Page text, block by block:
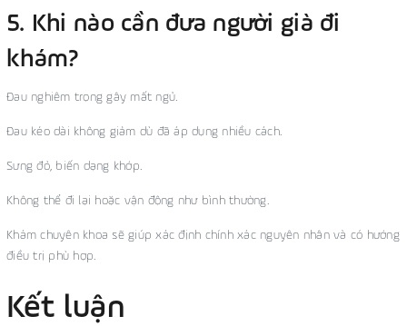
5. Khi nào cần đưa người già đi
khám?
Đau nghiêm trọng gây mất ngủ.
Đau kéo dài không giảm dù đã áp dụng nhiều cách.
Sưng đỏ, biến dạng khớp.
Không thể đi lại hoặc vận động như bình thường.
Khám chuyên khoa sẽ giúp xác định chính xác nguyên nhân và có hướng
điều trị phù hợp.
Kết luận